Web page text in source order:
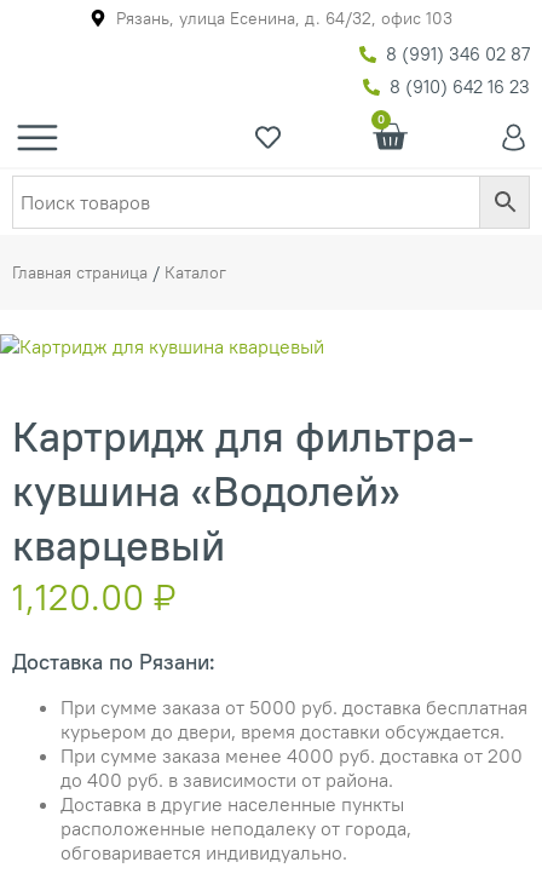
Рязань, улица Есенина, д. 64/32, офис 103
8 (991) 346 02 87
8 (910) 642 16 23
0
Главная страница / Каталог
Картридж для фильтра-
кувшина «Водолей»
кварцевый
1,120.00 ₽
Доставка по Рязани:
При сумме заказа от 5000 руб. доставка бесплатная
курьером до двери, время доставки обсуждается.
При сумме заказа менее 4000 руб. доставка от 200
до 400 руб. в зависимости от района.
Доставка в другие населенные пункты
расположенные неподалеку от города,
обговаривается индивидуально.